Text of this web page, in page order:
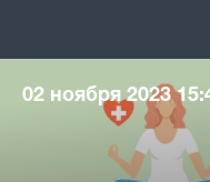
02 ноября 2023